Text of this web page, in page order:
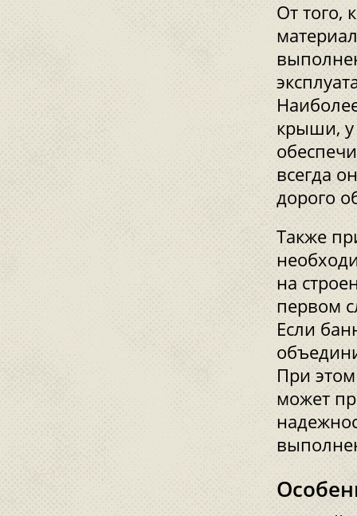
От того,
крыши, у
всегда
дорого
Также
на
первом
Если
При
может